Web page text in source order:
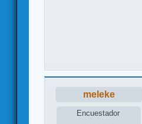
meleke
Encuestador